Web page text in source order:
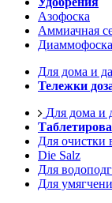
Азофоска
Аммиачная
Диаммофоска
Для дома и
Тележки
Для дома и
Для очистки
Die Salz
Для
Для